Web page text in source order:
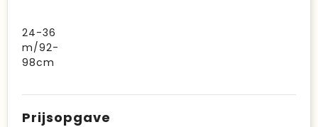
24-36
m/92-
98cm
Prijsopgave